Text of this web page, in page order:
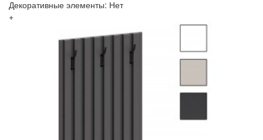
Декоративные элементы: Нет
+